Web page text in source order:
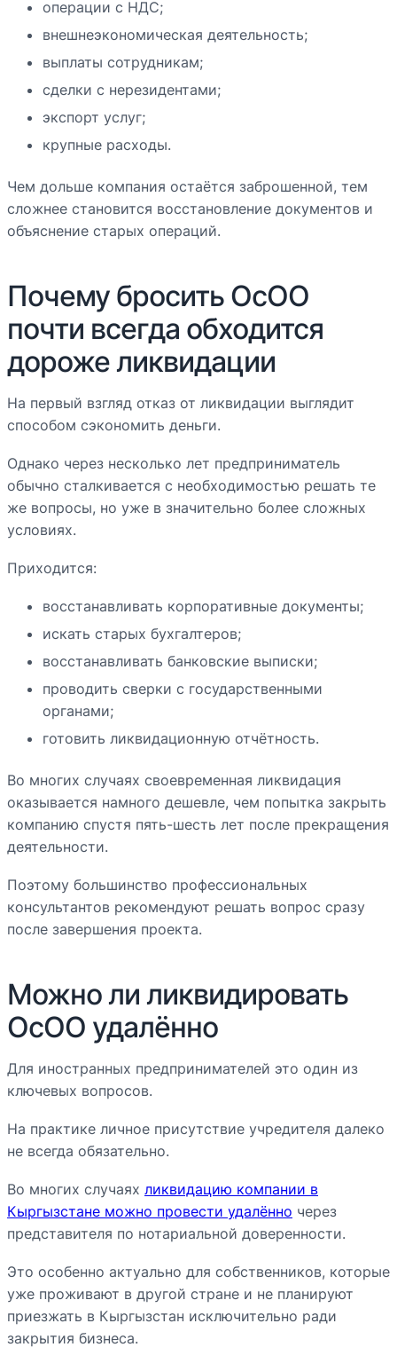
операции с НДС;
внешнеэкономическая деятельность;
выплаты сотрудникам;
сделки с нерезидентами;
экспорт услуг;
крупные расходы.
Чем дольше компания остаётся заброшенной, тем
сложнее становится восстановление документов и
объяснение старых операций.
Почему бросить ОсОО
почти всегда обходится
дороже ликвидации
На первый взгляд отказ от ликвидации выглядит
способом сэкономить деньги.
Однако через несколько лет предприниматель
обычно сталкивается с необходимостью решать те
же вопросы, но уже в значительно более сложных
условиях.
Приходится:
восстанавливать корпоративные документы;
искать старых бухгалтеров;
восстанавливать банковские выписки;
проводить сверки с государственными
органами;
готовить ликвидационную отчётность.
Во многих случаях своевременная ликвидация
оказывается намного дешевле, чем попытка закрыть
компанию спустя пять-шесть лет после прекращения
деятельности.
Поэтому большинство профессиональных
консультантов рекомендуют решать вопрос сразу
после завершения проекта.
Можно ли ликвидировать
ОсОО удалённо
Для иностранных предпринимателей это один из
ключевых вопросов.
На практике личное присутствие учредителя далеко
не всегда обязательно.
Во многих случаях ликвидацию компании в
Кыргызстане можно провести удалённо через
представителя по нотариальной доверенности.
Это особенно актуально для собственников, которые
уже проживают в другой стране и не планируют
приезжать в Кыргызстан исключительно ради
закрытия бизнеса.